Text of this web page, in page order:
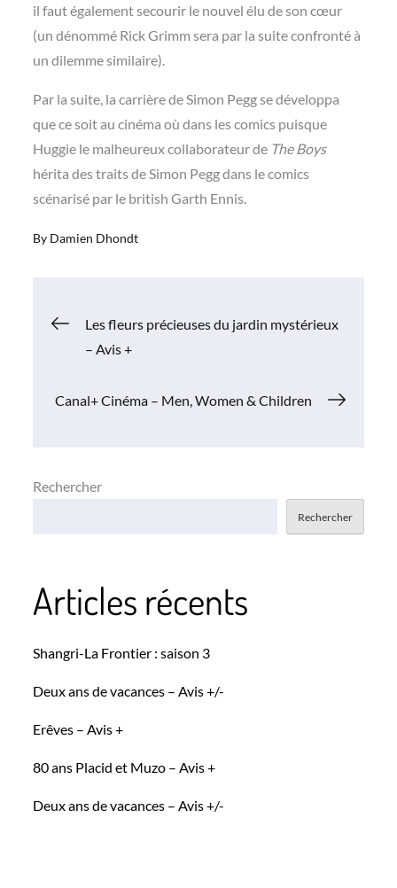
il faut également secourir le nouvel élu de son cœur
(un dénommé Rick Grimm sera par la suite confronté à
un dilemme similaire).
Par la suite, la carrière de Simon Pegg se développa
que ce soit au cinéma où dans les comics puisque
Huggie le malheureux collaborateur de The Boys
hérita des traits de Simon Pegg dans le comics
scénarisé par le british Garth Ennis.
By Damien Dhondt
Navigation
Les fleurs précieuses du jardin mystérieux
– Avis +
Canal+ Cinéma – Men, Women & Children
Rechercher
Rechercher
Articles récents
Shangri-La Frontier : saison 3
Deux ans de vacances – Avis +/-
Erêves – Avis +
80 ans Placid et Muzo – Avis +
Deux ans de vacances – Avis +/-